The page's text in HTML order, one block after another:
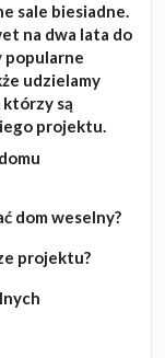
sale biesiadne.
na dwa lata do
popularne
udzielamy
są
projektu.
dom weselny?
projektu?